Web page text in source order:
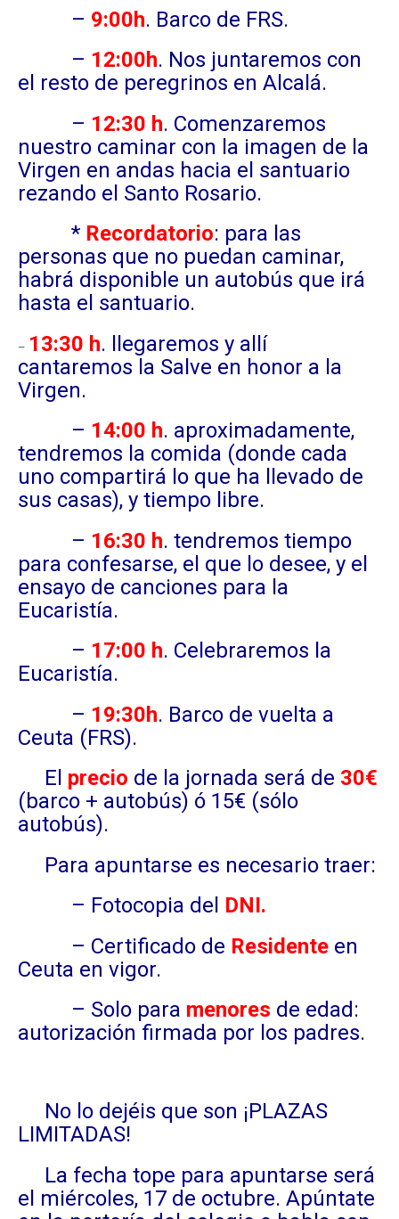
– 9:00h. Barco de FRS.
– 12:00h. Nos juntaremos con
el resto de peregrinos en Alcalá.
– 12:30 h. Comenzaremos
nuestro caminar con la imagen de la
Virgen en andas hacia el santuario
rezando el Santo Rosario.
* Recordatorio: para las
personas que no puedan caminar,
habrá disponible un autobús que irá
hasta el santuario.
– 13:30 h. llegaremos y allí
cantaremos la Salve en honor a la
Virgen.
– 14:00 h. aproximadamente,
tendremos la comida (donde cada
uno compartirá lo que ha llevado de
sus casas), y tiempo libre.
– 16:30 h. tendremos tiempo
para confesarse, el que lo desee, y el
ensayo de canciones para la
Eucaristía.
– 17:00 h. Celebraremos la
Eucaristía.
– 19:30h. Barco de vuelta a
Ceuta (FRS).
El precio de la jornada será de 30€
(barco + autobús) ó 15€ (sólo
autobús).
Para apuntarse es necesario traer:
– Fotocopia del DNI.
– Certificado de Residenteen
Ceuta en vigor.
– Solo para menores de edad:
autorización firmada por los padres.
No lo dejéis que son ¡PLAZAS
LIMITADAS!
La fecha tope para apuntarse será
el miércoles, 17 de octubre. Apúntate